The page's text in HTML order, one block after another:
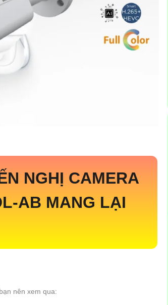
NGHỊ CAMERA
AB MANG LẠI
nên xem qua: